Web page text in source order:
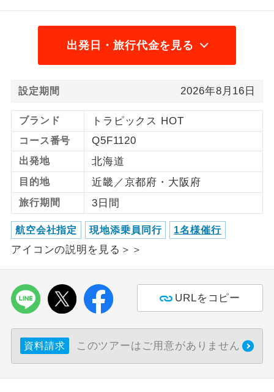
出発日・旅行代金を見る
設定期間 2026年8月16日
ブランド トラピックス HOT
コース番号 Q5F1120
出発地 北海道
目的地 近畿／京都府・大阪府
旅行期間 3日間
航空会社指定 現地添乗員同行 1名様催行
アイコンの説明を見る＞＞
URLをコピー
資料請求 このツアーはご用意がありません
コースです。
女性限定
女性限定でご参加いただけるコースで
す。
年齢制限あり
ご参加にあたり年齢に制限があるコース
です。
航空会社指定
利用航空会社が指定なので、ご出発の計
画にとても便利です。
ホテル指定
ご紹介するホテルを指定したコースで
す。
おひとり様バ
す。